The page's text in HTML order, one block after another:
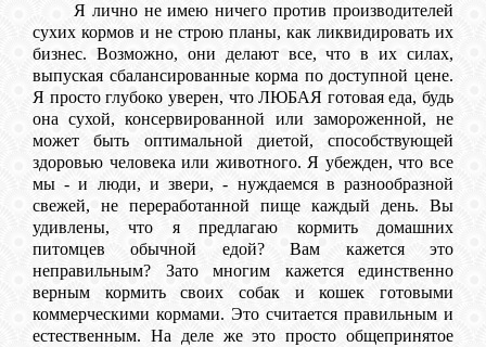
СВЯЗЬ
Я лично не имею ничего против производителей
сухих кормов и не строю планы, как ликвидировать их
бизнес. Возможно, они делают все, что в их силах,
выпуская сбалансированные корма по доступной цене.
Я просто глубоко уверен, что ЛЮБАЯ готовая еда, будь
она сухой, консервированной или замороженной, не
может быть оптимальной диетой, способствующей
здоровью человека или животного. Я убежден, что все
мы - и люди, и звери, - нуждаемся в разнообразной
свежей, не переработанной пище каждый день. Вы
удивлены, что я предлагаю кормить домашних
питомцев обычной едой? Вам кажется это
неправильным? Зато многим кажется единственно
верным кормить своих собак и кошек готовыми
коммерческими кормами. Это считается правильным и
естественным. На деле же это просто общепринятое